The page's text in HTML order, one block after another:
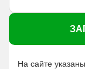
На сайте